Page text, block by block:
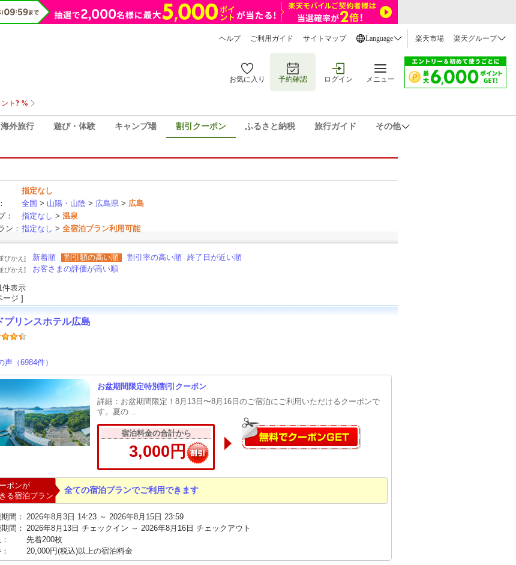
ヘルプ ご利用ガイド サイトマップ Language 楽天市場 楽天グループ
お気に入り 予約確認 ログイン メニュー
海外旅行 遊び・体験 キャンプ場 割引クーポン ふるさと納税 旅行ガイド その他
指定なし
全国 > 山陽・山陰> 広島県> 広島
：
指定なし > 温泉
ン： 指定なし > 全宿泊プラン利用可能
びかえ] 新着順 割引額の高い順 割引率の高い順 終了日が近い順
びかえ] お客さまの評価が高い順
件表示
ージ ]
プリンスホテル広島
声（6984件）
お盆期間限定特別割引クーポン
詳細：お盆期間限定！8月13日〜8月16日のご宿泊にご利用いただけるクーポンで
す。夏の…
宿泊料金の合計から
3,000円
ポンが
る宿泊プラン
全ての宿泊プランでご利用できます
間： 2026年8月3日 14:23 ～ 2026年8月15日 23:59
間： 2026年8月13日 チェックイン ～ 2026年8月16日 チェックアウト
先着200枚
20,000円(税込)以上の宿泊料金